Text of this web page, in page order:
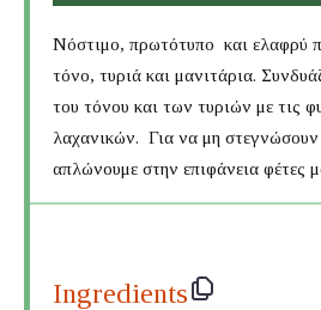
Νόστιμο, πρωτότυπο και ελαφρύ
τόνο, τυριά και μανιτάρια.
του τόνου και των τυριών με τις
λαχανικών. Για να μη στεγνώσουν
απλώνουμε στην επιφάνεια φέτες
Ingredients